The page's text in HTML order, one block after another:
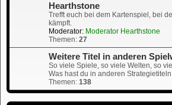
Hearthstone
Trefft euch bei dem Kartenspiel, bei
kämpft.
Moderator: Moderator Hearthstone
Themen: 27
Weitere Titel in anderen
So viele Spiele, so viele Welten, so
Was hast du in anderen
Themen: 138